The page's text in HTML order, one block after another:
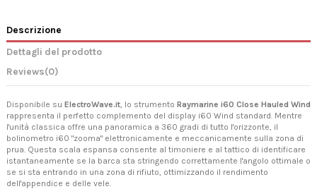
Descrizione
Dettagli del prodotto
Reviews(0)
Disponibile su ElectroWave.it , lo strumento Raymarine i60 Close Hauled Wind
rappresenta il perfetto complemento del display i60 Wind standard. Mentre
l'unità classica offre una panoramica a 360 gradi di tutto l'orizzonte, il
bolinometro i60 "zooma" elettronicamente e meccanicamente sulla zona di
prua. Questa scala espansa consente al timoniere e al tattico di identificare
istantaneamente se la barca sta stringendo correttamente l'angolo ottimale o
se si sta entrando in una zona di rifiuto, ottimizzando il rendimento
dell'appendice e delle vele.